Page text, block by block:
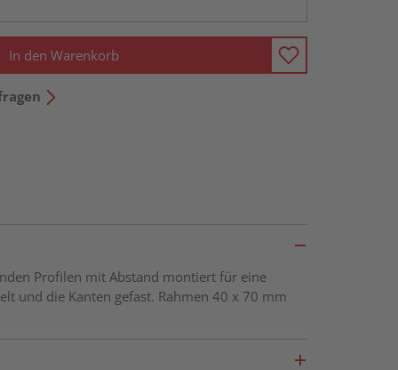
In den Warenkorb
Profilen mit Abstand montiert für eine
und die Kanten gefast. Rahmen 40 x 70 mm